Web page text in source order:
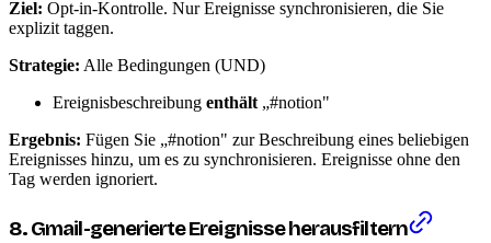
Ziel: Opt-in-Kontrolle. Nur Ereignisse synchronisieren, die Sie
explizit taggen.
Strategie: Alle Bedingungen (UND)
Ereignisbeschreibung enthält „#notion"
Ergebnis: Fügen Sie „#notion" zur Beschreibung eines beliebigen
Ereignisses hinzu, um es zu synchronisieren. Ereignisse ohne den
Tag werden ignoriert.
8. Gmail-generierte Ereignisse herausfiltern